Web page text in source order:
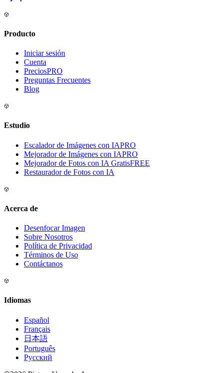
Producto
Iniciar sesión
Cuenta
PreciosPRO
Preguntas Frecuentes
Blog
Estudio
Escalador de Imágenes con IAPRO
Mejorador de Imágenes con IAPRO
Mejorador de Fotos con IA GratisFREE
Restaurador de Fotos con IA
Acerca de
Desenfocar Imagen
Sobre Nosotros
Política de Privacidad
Términos de Uso
Contáctanos
Idiomas
Español
Français
日本語
Português
Русский